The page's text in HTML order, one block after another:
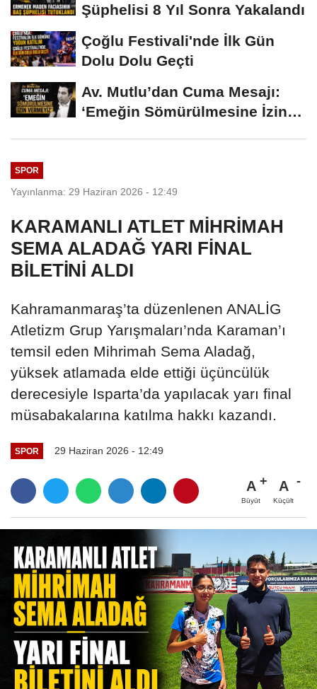
Şüphelisi 8 Yıl Sonra Yakalandı
Çoğlu Festivali'nde İlk Gün
Dolu Dolu Geçti
Av. Mutlu’dan Cuma Mesajı:
‘Emeğin Sömürülmesine İzin
SPOR
Yayınlanma: 29 Haziran 2026 - 12:49
KARAMANLI ATLET MİHRİMAH
SEMA ALADAĞ YARI FİNAL
BİLETİNİ ALDI
Kahramanmaraş’ta düzenlenen ANALİG
Atletizm Grup Yarışmaları’nda Karaman’ı
temsil eden Mihrimah Sema Aladağ,
yüksek atlamada elde ettiği üçüncülük
derecesiyle Isparta’da yapılacak yarı final
müsabakalarına katılma hakkı kazandı.
SPOR 29 Haziran 2026 - 12:49
A
Büyüt
A
Küçült